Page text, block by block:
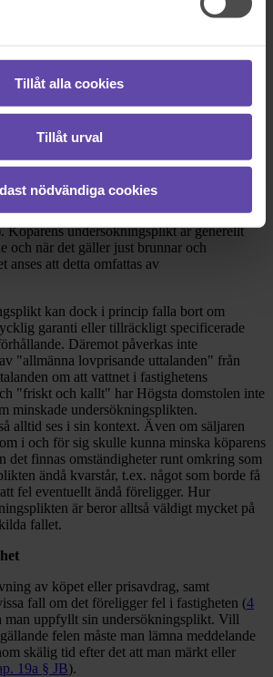
Tillåt alla cookies
Tillåt urval
nödvändiga cookies
köparens undersökningsplikt och
för fel i fastigheten hen
av fastigheten som varit påkallad med
skick, den normala beskaffenheten hos
omständigheterna vid köpet
mot säljaren om de upptäcks senare (4 kap.
Köparens undersökningsplikt är generellt
och när det gäller just brunnar och
anses att detta omfattas av
kan dock i princip falla bort om
garanti eller tillräckligt specificerade
Däremot påverkas inte
"allmänna lovprisande uttalanden" från
om att vattnet i fastighetens
"friskt och kallt" har Högsta domstolen inte
minskade undersökningsplikten.
alltid ses i sin kontext. Även om säljaren
i och för sig skulle kunna minska köparens
det finnas omständigheter runt omkring som
ändå kvarstår, t.ex. något som borde få
fel eventuellt ändå föreligger. Hur
är beror alltså väldigt mycket på
fallet.
av köpet eller prisavdrag, samt
fall om det föreligger fel i fastigheten (4
man uppfyllt sin undersökningsplikt. Vill
felen måste man lämna meddelande
skälig tid efter det att man märkt eller
19a § JB).